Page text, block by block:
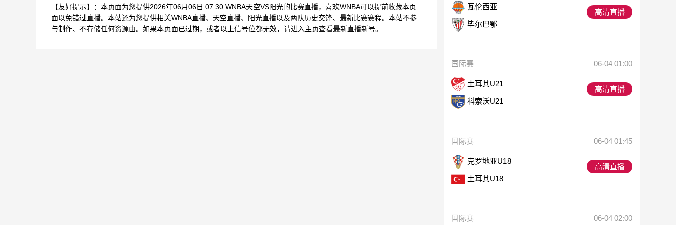
【友好提示】：本页面为您提供2026年06月06日 07:30 WNBA天空VS阳光的比赛直播，喜欢WNBA可以提前收藏本页
面以免错过直播。本站还为您提供相关WNBA直播、天空直播、阳光直播以及两队历史交锋、最新比赛赛程。本站不参
与制作、不存储任何资源由。如果本页面已过期，或者以上信号位都无效，请进入主页查看最新直播新号。
瓦伦西亚
毕尔巴鄂
高清直播
国际赛 06-04 01:00
土耳其U21
科索沃U21
高清直播
国际赛 06-04 01:45
克罗地亚U18
土耳其U18
高清直播
国际赛 06-04 02:00